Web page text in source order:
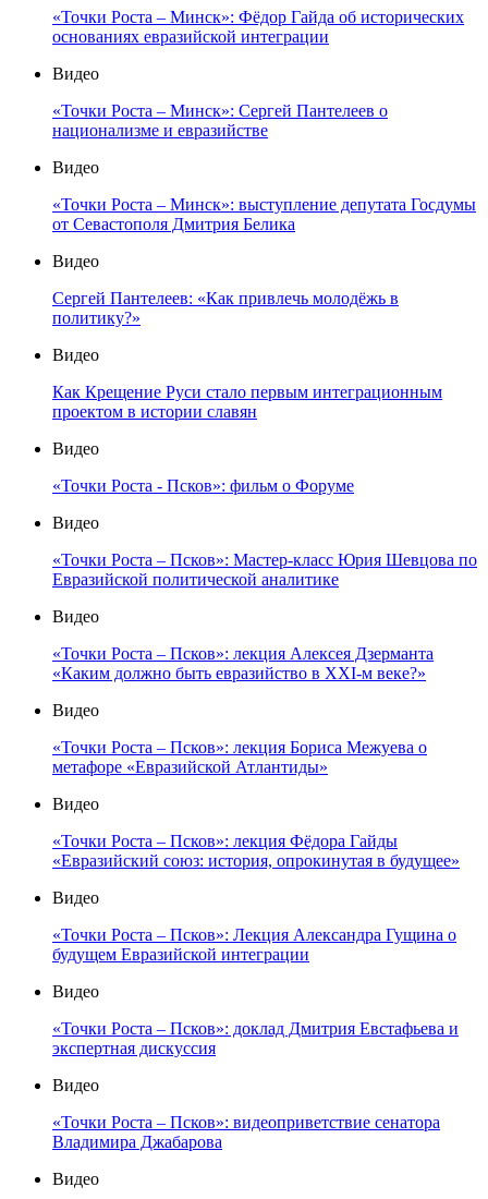
«Точки Роста – Минск»: Фёдор Гайда об исторических
основаниях евразийской интеграции
Видео
«Точки Роста – Минск»: Сергей Пантелеев о
национализме и евразийстве
Видео
«Точки Роста – Минск»: выступление депутата Госдумы
от Севастополя Дмитрия Белика
Видео
Сергей Пантелеев: «Как привлечь молодёжь в
политику?»
Видео
Как Крещение Руси стало первым интеграционным
проектом в истории славян
Видео
«Точки Роста - Псков»: фильм о Форуме
Видео
«Точки Роста – Псков»: Мастер-класс Юрия Шевцова по
Евразийской политической аналитике
Видео
«Точки Роста – Псков»: лекция Алексея Дзерманта
«Каким должно быть евразийство в XXI-м веке?»
Видео
«Точки Роста – Псков»: лекция Бориса Межуева о
метафоре «Евразийской Атлантиды»
Видео
«Точки Роста – Псков»: лекция Фёдора Гайды
«Евразийский союз: история, опрокинутая в будущее»
Видео
«Точки Роста – Псков»: Лекция Александра Гущина о
будущем Евразийской интеграции
Видео
«Точки Роста – Псков»: доклад Дмитрия Евстафьева и
экспертная дискуссия
Видео
«Точки Роста – Псков»: видеоприветствие сенатора
Владимира Джабарова
Видео